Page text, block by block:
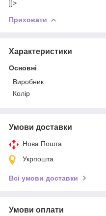
]]>
Приховати
Характеристики
Основні
Виробник
Колір
Умови доставки
Нова Пошта
Укрпошта
Всі умови доставки
Умови оплати